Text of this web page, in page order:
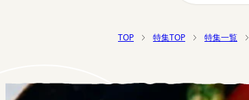
TOP 特集TOP 特集一覧